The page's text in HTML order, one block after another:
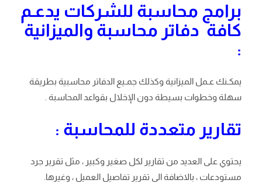
برامج محاسبة للشركات يدعـم
كافة دفاتر محاسبة والميزانية
:
يمكـنك عـمل الميزانية وكذلك جمـيع الدفاتر محاسبية بطريقة
سهلة وخطوات بسيطة دون الإخلال بقواعد المحاسبة .
تقارير متعددة للمحاسبة :
يحتوي على العديد من تقارير لكل صغير وكبير ، مثل تقرير جرد
مستودعات ، بالاضافة الى تقرير تفاصيل العميل ، وغيرها.